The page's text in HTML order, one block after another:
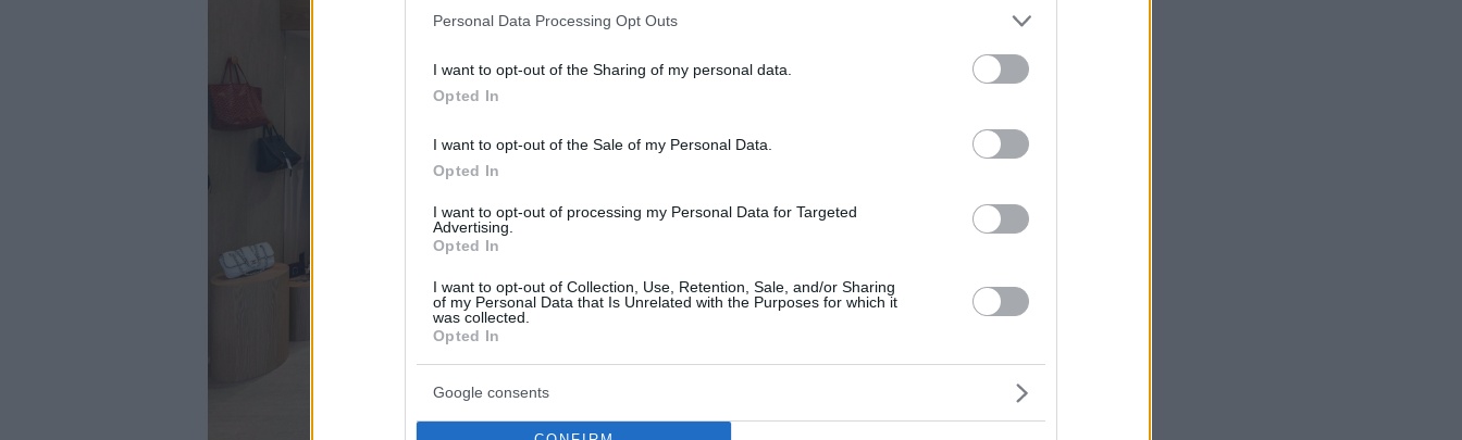
Personal Data Processing Opt Outs
I want to opt-out of the Sharing of my personal data.
Opted In
I want to opt-out of the Sale of my Personal Data.
Opted In
I want to opt-out of processing my Personal Data for Targeted
Advertising.
Opted In
I want to opt-out of Collection, Use, Retention, Sale, and/or Sharing
of my Personal Data that Is Unrelated with the Purposes for which it
was collected.
Opted In
Google consents